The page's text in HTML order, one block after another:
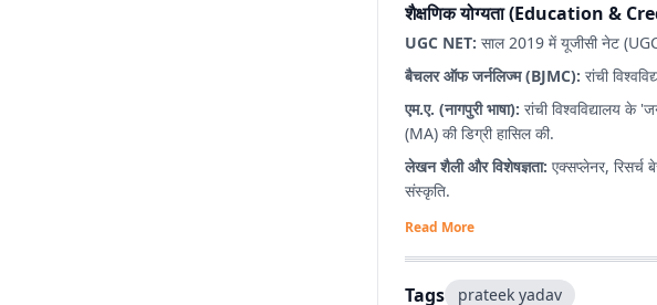
शैक्षणिक योग्यता (Education &
UGC NET: साल 2019 में यूजीसी नेट (UGC
बैचलर ऑफ जर्नलिज्म (BJMC): रांची
एम.ए. (नागपुरी भाषा): रांची विश्वविद्यालय के
(MA) की डिग्री हासिल की.
लेखन शैली और विशेषज्ञता: एक्सप्लेनर,
संस्कृति.
Read More
Tags prateek yadav